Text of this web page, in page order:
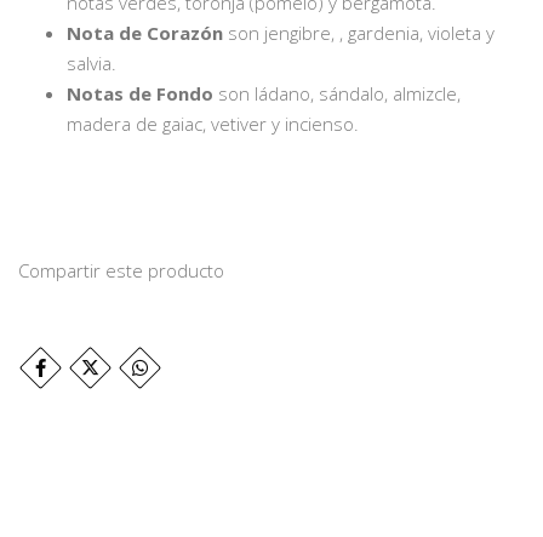
Nota de Corazón son jengibre, , gardenia, violeta y
salvia.
Notas de Fondo son ládano, sándalo, almizcle,
madera de gaiac, vetiver y incienso.
Compartir este producto